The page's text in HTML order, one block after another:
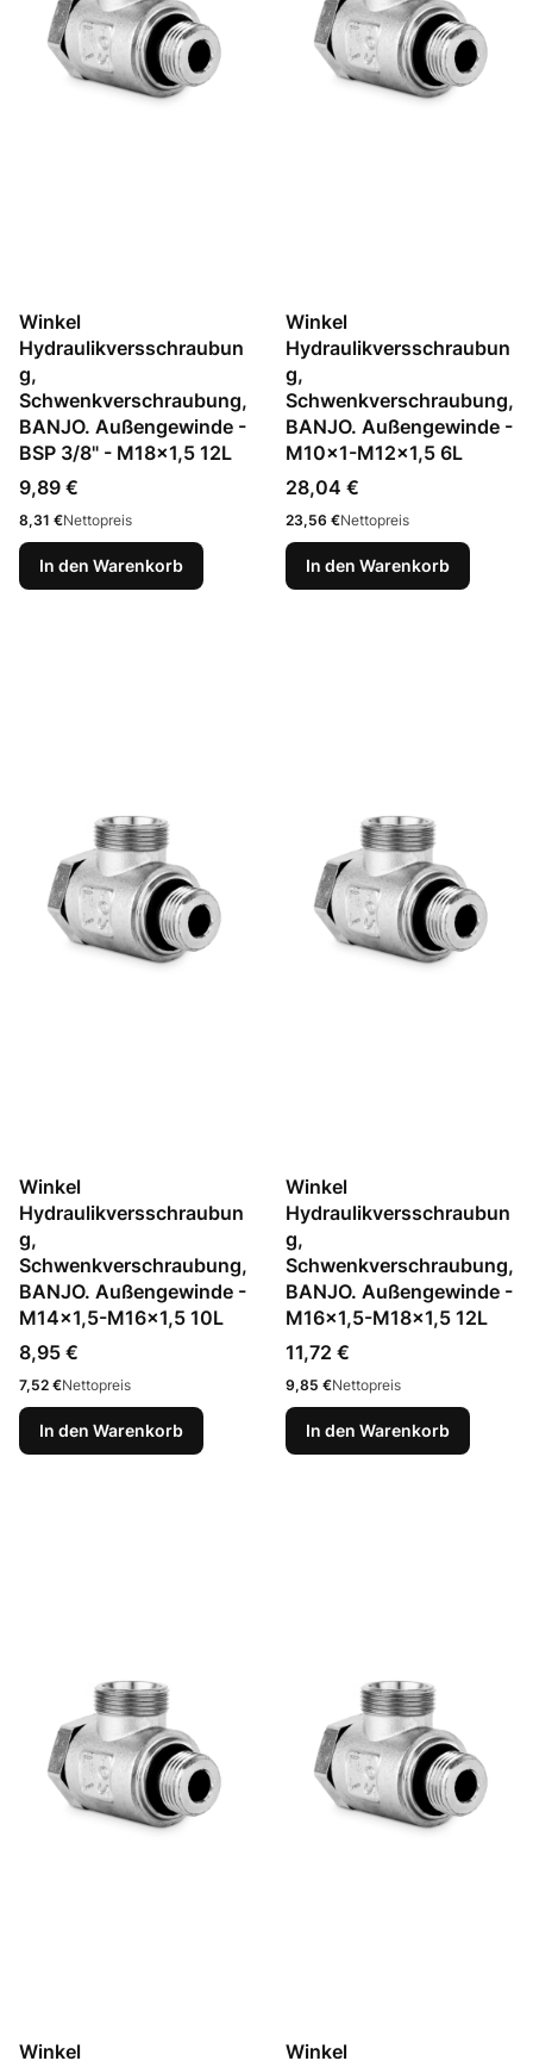
Winkel
Hydraulikversschraubun
g,
Schwenkverschraubung,
BANJO. Außengewinde -
BSP 3/8" - M18x1,5 12L
Preis
9,89 €
Preis
8,31 €Nettopreis
In den Warenkorb
Winkel
Hydraulikversschraubun
g,
Schwenkverschraubung,
BANJO. Außengewinde -
M10x1-M12x1,5 6L
Preis
28,04 €
Preis
23,56 €Nettopreis
In den Warenkorb
Winkel
Hydraulikversschraubun
g,
Schwenkverschraubung,
BANJO. Außengewinde -
M14x1,5-M16x1,5 10L
Preis
8,95 €
Preis
7,52 €Nettopreis
In den Warenkorb
Winkel
Hydraulikversschraubun
g,
Schwenkverschraubung,
BANJO. Außengewinde -
M16x1,5-M18x1,5 12L
Preis
11,72 €
Preis
9,85 €Nettopreis
In den Warenkorb
Winkel Winkel